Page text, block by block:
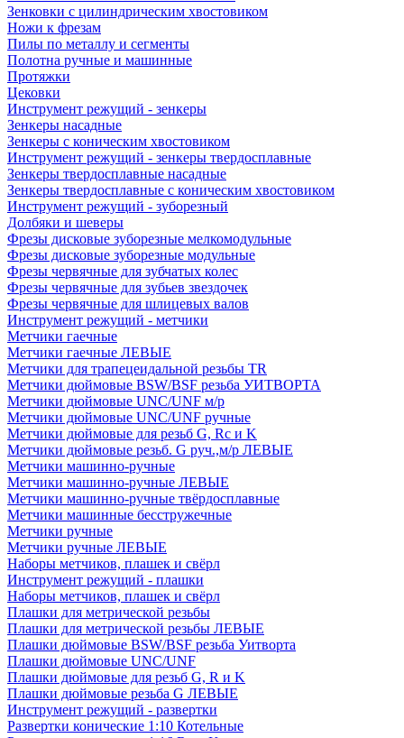
Зенковки с цилиндрическим хвостовиком
Ножи к фрезам
Пилы по металлу и сегменты
Полотна ручные и машинные
Протяжки
Цековки
Инструмент режущий - зенкеры
Зенкеры насадные
Зенкеры с коническим хвостовиком
Инструмент режущий - зенкеры твердосплавные
Зенкеры твердосплавные насадные
Зенкеры твердосплавные с коническим хвостовиком
Инструмент режущий - зуборезный
Долбяки и шеверы
Фрезы дисковые зуборезные мелкомодульные
Фрезы дисковые зуборезные модульные
Фрезы червячные для зубчатых колес
Фрезы червячные для зубьев звездочек
Фрезы червячные для шлицевых валов
Инструмент режущий - метчики
Метчики гаечные
Метчики гаечные ЛЕВЫЕ
Метчики для трапецеидальной резьбы TR
Метчики дюймовые BSW/BSF резьба УИТВОРТА
Метчики дюймовые UNC/UNF м/р
Метчики дюймовые UNC/UNF ручные
Метчики дюймовые для резьб G, Rc и K
Метчики дюймовые резьб. G руч.,м/р ЛЕВЫЕ
Метчики машинно-ручные
Метчики машинно-ручные ЛЕВЫЕ
Метчики машинно-ручные твёрдосплавные
Метчики машинные бесстружечные
Метчики ручные
Метчики ручные ЛЕВЫЕ
Наборы метчиков, плашек и свёрл
Инструмент режущий - плашки
Наборы метчиков, плашек и свёрл
Плашки для метрической резьбы
Плашки для метрической резьбы ЛЕВЫЕ
Плашки дюймовые BSW/BSF резьба Уитворта
Плашки дюймовые UNC/UNF
Плашки дюймовые для резьб G, R и K
Плашки дюймовые резьба G ЛЕВЫЕ
Инструмент режущий - развертки
Развертки конические 1:10 Котельные